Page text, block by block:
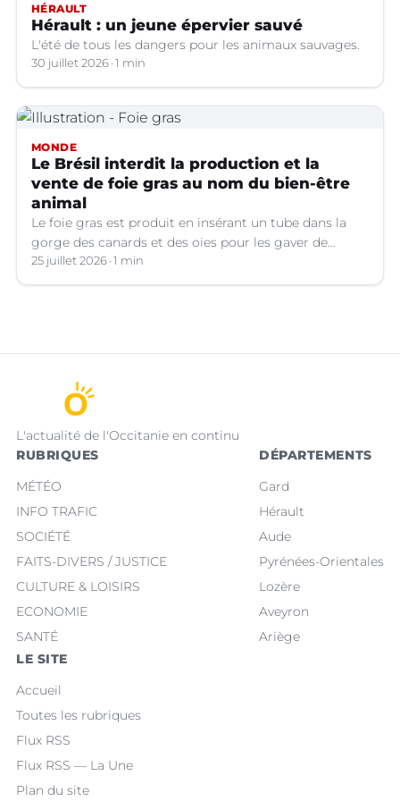
HÉRAULT
Hérault : un jeune épervier sauvé
L'été de tous les dangers pour les animaux sauvages.
30 juillet 2026 1 min
MONDE
Le Brésil interdit la production et la
vente de foie gras au nom du bien-être
animal
Le foie gras est produit en insérant un tube dans la
gorge des canards et des oies pour les gaver de
grandes quantités de nourriture, ce qui provoque une
hypertrophie rapide du foie, organe dont on tire le
25 juillet 2026 1 min
L'actualité de l'Occitanie en continu
RUBRIQUES
MÉTÉO
INFO TRAFIC
SOCIÉTÉ
FAITS-DIVERS / JUSTICE
CULTURE & LOISIRS
ECONOMIE
SANTÉ
DÉPARTEMENTS
Gard
Hérault
Aude
Pyrénées-Orientales
Lozère
Aveyron
Ariège
LE SITE
Accueil
Toutes les rubriques
Flux RSS
Flux RSS — La Une
Plan du site